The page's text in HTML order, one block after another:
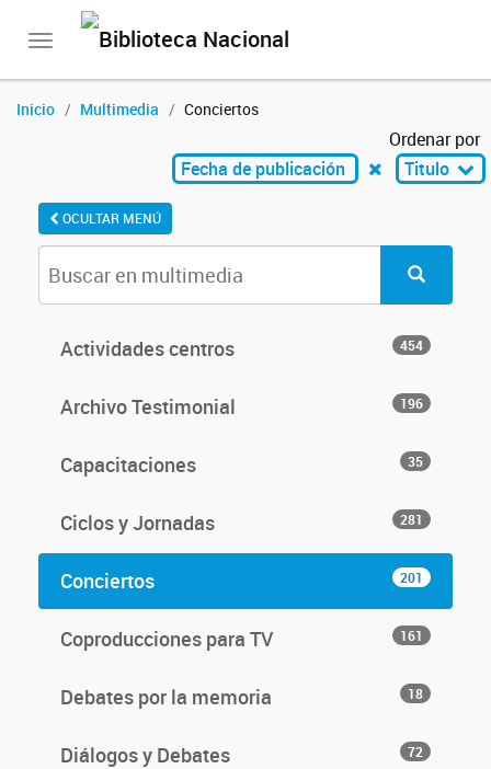
Toggle
Inicio Multimedia Conciertos
Ordenar por
Fecha de publicación
Titulo
OCULTAR MENÚ
Actividades centros 454
Archivo Testimonial 196
Capacitaciones 35
Ciclos y Jornadas 281
Conciertos 201
Coproducciones para TV 161
Debates por la memoria 18
Diálogos y Debates 72